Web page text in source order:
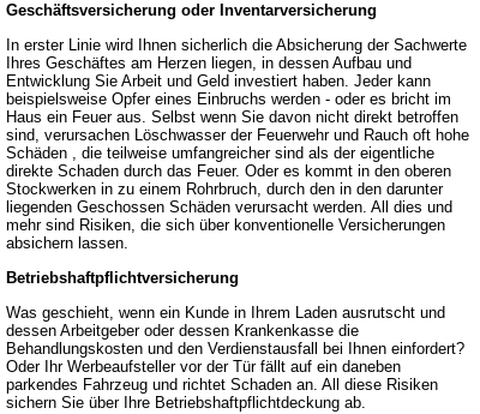
Geschäftsversicherung oder Inventarversicherung
In erster Linie wird Ihnen sicherlich die Absicherung der Sachwerte
Ihres Geschäftes am Herzen liegen, in dessen Aufbau und
Entwicklung Sie Arbeit und Geld investiert haben. Jeder kann
beispielsweise Opfer eines Einbruchs werden - oder es bricht im
Haus ein Feuer aus. Selbst wenn Sie davon nicht direkt betroffen
sind, verursachen Löschwasser der Feuerwehr und Rauch oft hohe
Schäden , die teilweise umfangreicher sind als der eigentliche
direkte Schaden durch das Feuer. Oder es kommt in den oberen
Stockwerken in zu einem Rohrbruch, durch den in den darunter
liegenden Geschossen Schäden verursacht werden. All dies und
mehr sind Risiken, die sich über konventionelle Versicherungen
absichern lassen.
Betriebshaftpflichtversicherung
Was geschieht, wenn ein Kunde in Ihrem Laden ausrutscht und
dessen Arbeitgeber oder dessen Krankenkasse die
Behandlungskosten und den Verdienstausfall bei Ihnen einfordert?
Oder Ihr Werbeaufsteller vor der Tür fällt auf ein daneben
parkendes Fahrzeug und richtet Schaden an. All diese Risiken
sichern Sie über Ihre Betriebshaftpflichtdeckung ab.